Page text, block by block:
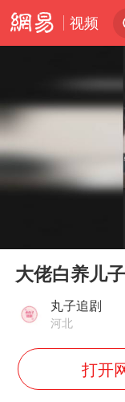
视频
Play
大佬白养儿
丸子追剧
河北
打开